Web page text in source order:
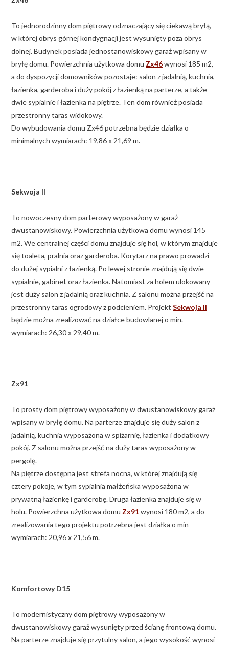
To jednorodzinny dom piętrowy odznaczający się ciekawą bryłą,
w której obrys górnej kondygnacji jest wysunięty poza obrys
dolnej. Budynek posiada jednostanowiskowy garaż wpisany w
bryłę domu. Powierzchnia użytkowa domu Zx46wynosi 185 m2,
a do dyspozycji domowników pozostaje: salon z jadalnią, kuchnia,
łazienka, garderoba i duży pokój z łazienką na parterze, a także
dwie sypialnie i łazienka na piętrze. Ten dom również posiada
przestronny taras widokowy.
Do wybudowania domu Zx46 potrzebna będzie działka o
minimalnych wymiarach: 19,86 x 21,69 m.
Sekwoja II
To nowoczesny dom parterowy wyposażony w garaż
dwustanowiskowy. Powierzchnia użytkowa domu wynosi 145
m2. We centralnej części domu znajduje się hol, w którym znajduje
się toaleta, pralnia oraz garderoba. Korytarz na prawo prowadzi
do dużej sypialni z łazienką. Po lewej stronie znajdują się dwie
sypialnie, gabinet oraz łazienka. Natomiast za holem ulokowany
jest duży salon z jadalnią oraz kuchnia. Z salonu można przejść na
przestronny taras ogrodowy z podcieniem. Projekt Sekwoja II
będzie można zrealizować na działce budowlanej o min.
wymiarach: 26,30 x 29,40 m.
Zx91
To prosty dom piętrowy wyposażony w dwustanowiskowy garaż
wpisany w bryłę domu. Na parterze znajduje się duży salon z
jadalnią, kuchnia wyposażona w spiżarnię, łazienka i dodatkowy
pokój. Z salonu można przejść na duży taras wyposażony w
pergolę.
Na piętrze dostępna jest strefa nocna, w której znajdują się
cztery pokoje, w tym sypialnia małżeńska wyposażona w
prywatną łazienkę i garderobę. Druga łazienka znajduje się w
holu. Powierzchna użytkowa domu Zx91wynosi 180 m2, a do
zrealizowania tego projektu potrzebna jest działka o min
wymiarach: 20,96 x 21,56 m.
Komfortowy D15
To modernistyczny dom piętrowy wyposażony w
dwustanowiskowy garaż wysunięty przed ścianę frontową domu.
Na parterze znajduje się przytulny salon, a jego wysokość wynosi